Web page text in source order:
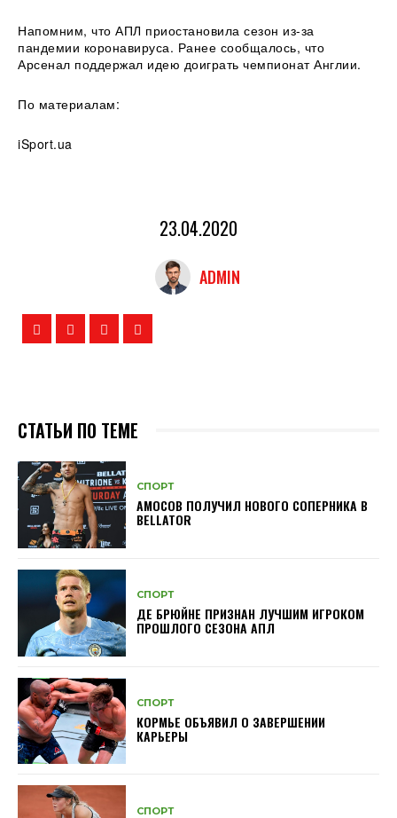
Напомним, что АПЛ приостановила сезон из-за
пандемии коронавируса. Ранее сообщалось, что
Арсенал поддержал идею доиграть чемпионат Англии.
По материалам:
iSport.ua
23.04.2020
ADMIN
СТАТЬИ ПО ТЕМЕ
СПОРТ
АМОСОВ ПОЛУЧИЛ НОВОГО СОПЕРНИКА В
BELLATOR
СПОРТ
ДЕ БРЮЙНЕ ПРИЗНАН ЛУЧШИМ ИГРОКОМ
ПРОШЛОГО СЕЗОНА АПЛ
СПОРТ
КОРМЬЕ ОБЪЯВИЛ О ЗАВЕРШЕНИИ
КАРЬЕРЫ
СПОРТ